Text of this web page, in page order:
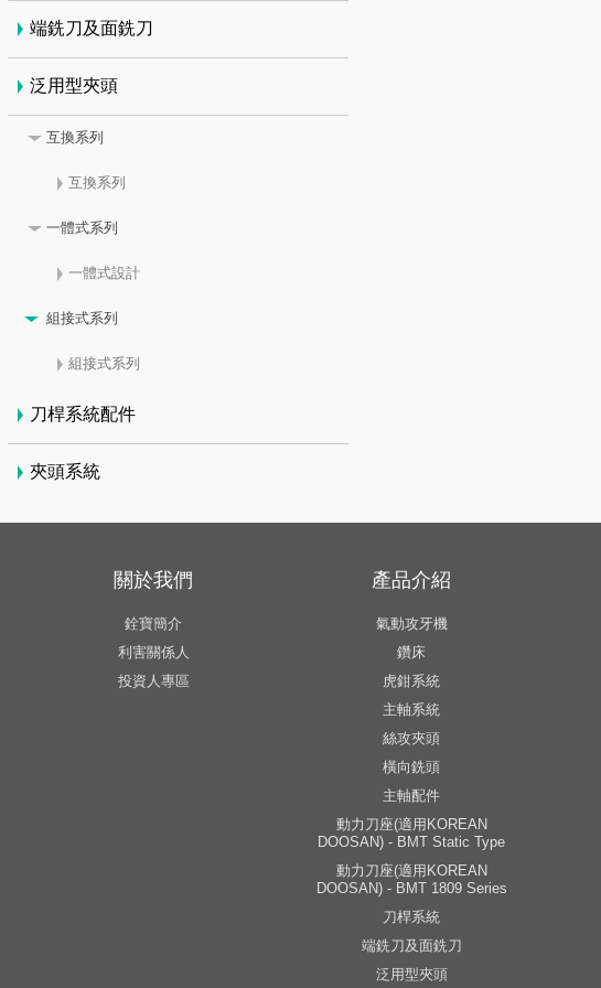
端銑刀及面銑刀
泛用型夾頭
互換系列
互換系列
一體式系列
一體式設計
組接式系列
組接式系列
刀桿系統配件
夾頭系統
關於我們
銓寶簡介
利害關係人
投資人專區
產品介紹
氣動攻牙機
鑽床
虎鉗系統
主軸系統
絲攻夾頭
橫向銑頭
主軸配件
動力刀座(適用KOREAN
DOOSAN) - BMT Static Type
動力刀座(適用KOREAN
DOOSAN) - BMT 1809 Series
刀桿系統
端銑刀及面銑刀
泛用型夾頭